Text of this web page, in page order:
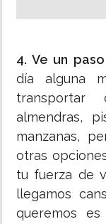
4. Ve un
día alguna
transportar
almendras,
manzanas,
otras
tu fuerza de
llegamos
queremos